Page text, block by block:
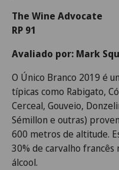
The Wine Advocate
RP 91
Avaliado por: Mark
O Único Branco 2019 é
típicas como Rabigato,
Cerceal, Gouveio,
Sémillon e outras)
600 metros de altitude.
30% de carvalho francês
álcool.